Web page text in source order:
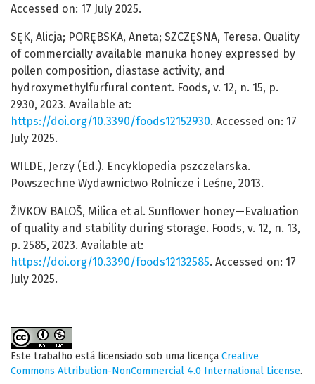
Accessed on: 17 July 2025.
SĘK, Alicja; PORĘBSKA, Aneta; SZCZĘSNA, Teresa. Quality
of commercially available manuka honey expressed by
pollen composition, diastase activity, and
hydroxymethylfurfural content. Foods, v. 12, n. 15, p.
2930, 2023. Available at:
https://doi.org/10.3390/foods12152930. Accessed on: 17
July 2025.
WILDE, Jerzy (Ed.). Encyklopedia pszczelarska.
Powszechne Wydawnictwo Rolnicze i Leśne, 2013.
ŽIVKOV BALOŠ, Milica et al. Sunflower honey—Evaluation
of quality and stability during storage. Foods, v. 12, n. 13,
p. 2585, 2023. Available at:
https://doi.org/10.3390/foods12132585. Accessed on: 17
July 2025.
Este trabalho está licensiado sob uma licença Creative
Commons Attribution-NonCommercial 4.0 International License.